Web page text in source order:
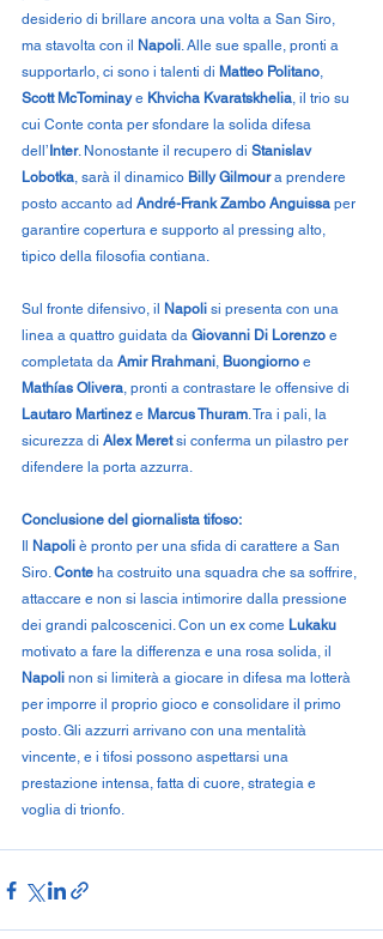
desiderio di brillare ancora una volta a San Siro,
ma stavolta con il
Napoli. Alle sue spalle, pronti a
supportarlo, ci sono i talenti di Matteo Politano,
Scott McTominay e Khvicha Kvaratskhelia, il trio su
cui Conte conta per sfondare la solida difesa
dell’ Inter. Nonostante il recupero di Stanislav
Lobotka, sarà il dinamico Billy Gilmour a prendere
posto accanto ad André-Frank Zambo Anguissa per
garantire copertura e supporto al pressing alto,
tipico della filosofia contiana.
Sul fronte difensivo, il Napoli si presenta con una
linea a quattro guidata da Giovanni Di Lorenzo e
completata da Amir Rrahmani, Buongiorno e
Mathías Olivera, pronti a contrastare le offensive di
Lautaro Martinez e Marcus Thuram. Tra i pali, la
sicurezza di Alex Meret si conferma un pilastro per
difendere la porta azzurra.
Conclusione del giornalista tifoso:
Napoli è pronto per una sfida di carattere a San
Siro. Conte ha costruito una squadra che sa soffrire,
attaccare e non si lascia intimorire dalla pressione
dei grandi palcoscenici. Con un ex come Lukaku
motivato a fare la differenza e una rosa solida, il
Napoli non si limiterà a giocare in difesa ma lotterà
per imporre il proprio gioco e consolidare il primo
posto. Gli azzurri arrivano con una mentalità
vincente, e i tifosi possono aspettarsi una
prestazione intensa, fatta di cuore, strategia e
voglia di trionfo.